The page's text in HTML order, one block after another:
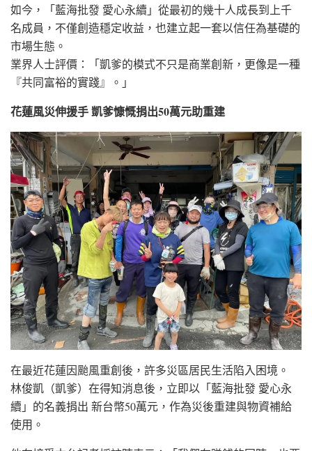
如今，「藍海批發 愛心永續」從最初的幾十人成長到上千
名成員，不僅創造穩定收益，也建立起一套以信任為基礎的
市場生態。
業界人士評價：「凱爹的模式不只是商業創新，更像是一種
『共同富裕的實踐』。」
花蓮風災伸援手 凱爹慷慨捐出50萬元助重建
在最近花蓮因颱風重創後，許多災區居民生活陷入困境。
林俊凱（凱爹）在得知消息後，立即以「藍海批發 愛心永
續」的名義捐出 新台幣50萬元，作為災後重建與物資補給
使用。